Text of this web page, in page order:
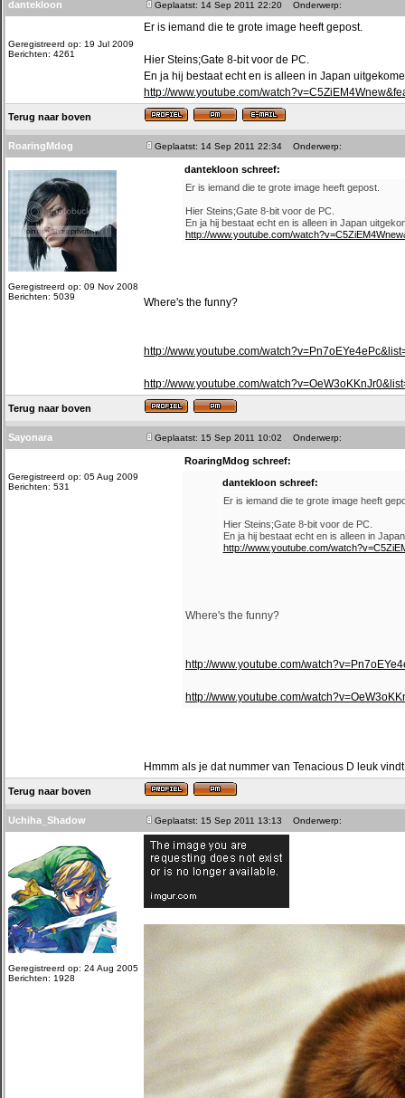
dantekloon Geplaatst: 14 Sep 2011 22:20 Onderwerp:
Geregistreerd op: 19 Jul 2009
Berichten: 4261
Er is iemand die te grote image heeft gepost.
Hier Steins;Gate 8-bit voor de PC.
En ja hij bestaat echt en is alleen in Japan
http://www.youtube.com/
Terug naar boven
RoaringMdog Geplaatst: 14 Sep 2011 22:34 Onderwerp:
Geregistreerd op: 09 Nov 2008
Berichten: 5039
dantekloon schreef:
Er is iemand die te grote image heeft gepost.
Hier Steins;Gate 8-bit voor de PC.
En ja hij bestaat echt en is alleen in Japan
http://www.youtube.com/
Where's the funny?
http://www.youtube.com/
http://www.youtube.com/
Terug naar boven
Sayonara Geplaatst: 15 Sep 2011 10:02 Onderwerp:
Geregistreerd op: 05 Aug 2009
Berichten: 531
RoaringMdog schreef:
dantekloon schreef:
Er is iemand die te grote image heeft
Hier Steins;Gate 8-bit voor de PC.
En ja hij bestaat echt en is alleen in
http://www.youtube.com/
Where's the funny?
http://www.youtube.com/
http://www.youtube.com/
Hmmm als je dat nummer van Tenacious D leuk
Terug naar boven
Uchiha_Shadow Geplaatst: 15 Sep 2011 13:13 Onderwerp:
Geregistreerd op: 24 Aug 2005
Berichten: 1928